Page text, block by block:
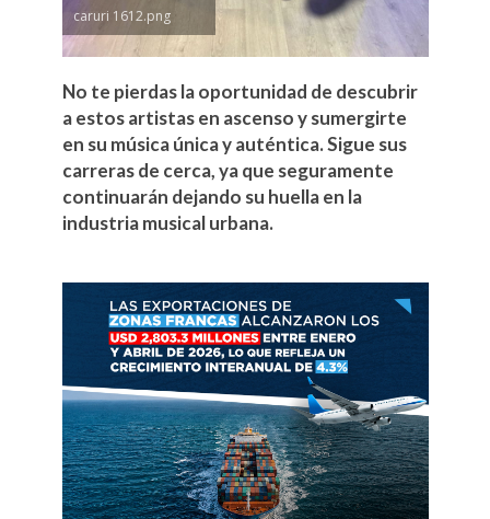
caruri 1612.png
No te pierdas la oportunidad de descubrir
a estos artistas en ascenso y sumergirte
en su música única y auténtica. Sigue sus
carreras de cerca, ya que seguramente
continuarán dejando su huella en la
industria musical urbana.